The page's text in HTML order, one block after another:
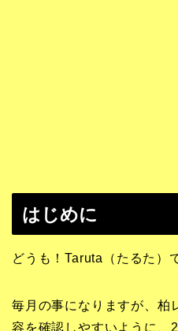
はじめに
どうも！Taruta（たるた）
毎月の事になりますが、柏
容を確認しやすいように、